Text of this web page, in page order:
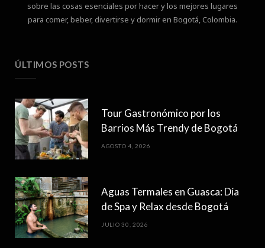
sobre las cosas esenciales por hacer y los mejores lugares
para comer, beber, divertirse y dormir en Bogotá, Colombia.
ÚLTIMOS POSTS
Tour Gastronómico por los
Barrios Más Trendy de Bogotá
AGOSTO 4, 2026
Aguas Termales en Guasca: Día
de Spa y Relax desde Bogotá
JULIO 30, 2026